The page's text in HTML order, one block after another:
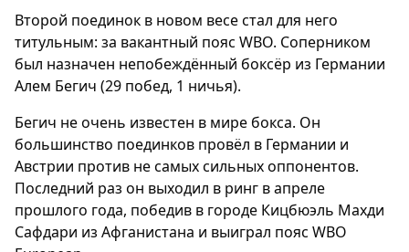
Второй поединок в новом весе стал для него
титульным: за вакантный пояс WBO. Соперником
был назначен непобеждённый боксёр из Германии
Алем Бегич (29 побед, 1 ничья).
Бегич не очень известен в мире бокса. Он
большинство поединков провёл в Германии и
Австрии против не самых сильных оппонентов.
Последний раз он выходил в ринг в апреле
прошлого года, победив в городе Кицбюэль Махди
Сафдари из Афганистана и выиграл пояс WBO